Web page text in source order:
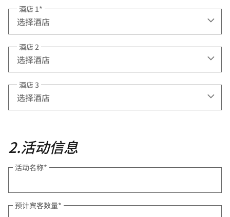
酒店 1*
酒店 2
酒店 3
2.活动信息
活动名称*
预计宾客数量*